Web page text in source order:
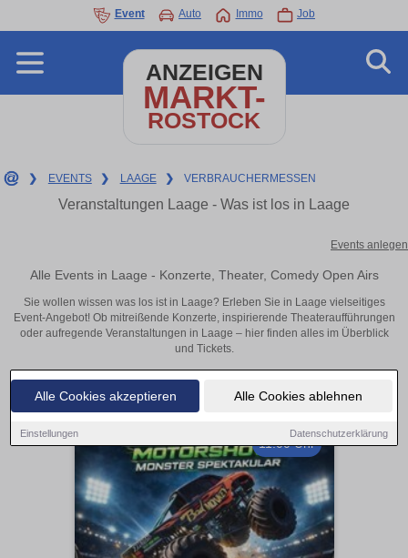
Alle Cookies akzeptieren Alle Cookies ablehnen
Einstellungen Datenschutzerklärung
Event Auto Immo Job
ANZEIGEN
MARKT-
ROSTOCK
❯ EVENTS ❯ LAAGE ❯ VERBRAUCHERMESSEN
Veranstaltungen Laage - Was ist los in Laage
Events anlegen
Alle Events in Laage - Konzerte, Theater, Comedy Open Airs
Sie wollen wissen was los ist in Laage? Erleben Sie in Laage vielseitiges
Event-Angebot! Ob mitreißende Konzerte, inspirierende Theateraufführungen
oder aufregende Veranstaltungen in Laage – hier finden alles im Überblick
und Tickets.
11:00 Uhr